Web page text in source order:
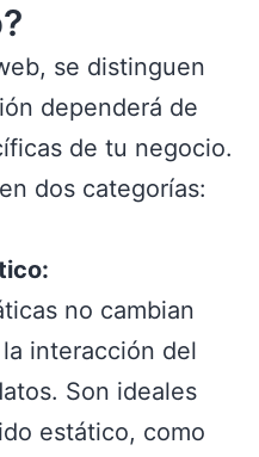
se distinguen
dependerá de
de tu negocio.
dos categorías:
no cambian
interacción del
Son ideales
estático, como